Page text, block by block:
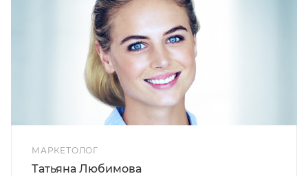
МАРКЕТОЛОГ
Татьяна Любимова